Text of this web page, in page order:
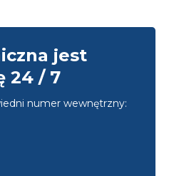
jest
24 / 7
numer wewnętrzny: